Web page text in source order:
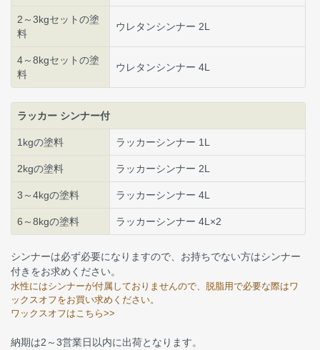
2～3kgセットの塗
料
ウレタンシンナー 2L
4～8kgセットの塗
料
ウレタンシンナー 4L
ラッカー シンナー付
1kgの塗料 ラッカーシンナー 1L
2kgの塗料 ラッカーシンナー 2L
3～4kgの塗料 ラッカーシンナー 4L
6～8kgの塗料 ラッカーシンナー 4L×2
シンナーは必ず必要になりますので、お持ちでない方はシンナー
付きをお求めください。
水性にはシンナーが付属しておりませんので、脱脂用で必要な際はワ
ックスオフをお買い求めください。
ワックスオフはこちら>>
納期は2～3営業日以内に出荷となります。